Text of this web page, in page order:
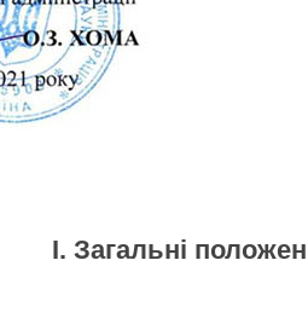
І. Загальні